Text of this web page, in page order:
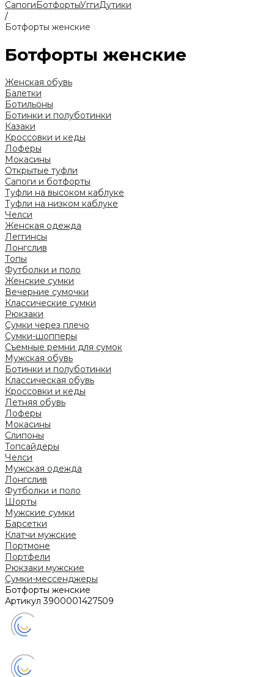
СапогиБотфортыУггиДутики
/
Ботфорты женские
Ботфорты женские
Женская обувь
Балетки
Ботильоны
Ботинки и полуботинки
Казаки
Кроссовки и кеды
Лоферы
Мокасины
Открытые туфли
Сапоги и ботфорты
Туфли на высоком каблуке
Туфли на низком каблуке
Челси
Женская одежда
Леггинсы
Лонгслив
Топы
Футболки и поло
Женские сумки
Вечерние сумочки
Классические сумки
Рюкзаки
Сумки через плечо
Сумки-шопперы
Съемные ремни для сумок
Мужская обувь
Ботинки и полуботинки
Классическая обувь
Кроссовки и кеды
Летняя обувь
Лоферы
Мокасины
Слипоны
Топсайдеры
Челси
Мужская одежда
Лонгслив
Футболки и поло
Шорты
Мужские сумки
Барсетки
Клатчи мужские
Портмоне
Портфели
Рюкзаки мужские
Сумки-мессенджеры
Ботфорты женские
Артикул3900001427509